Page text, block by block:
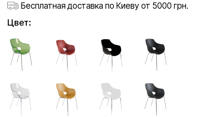
Бесплатная доставка по Киеву от 5000 грн.
Цвет: